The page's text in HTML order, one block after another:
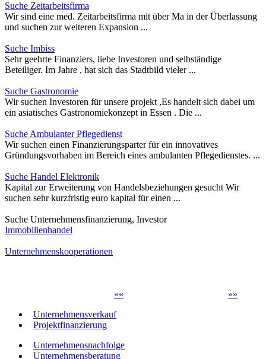
Suche Zeitarbeitsfirma
Wir sind eine med. Zeitarbeitsfirma mit über Ma in der Überlassung
und suchen zur weiteren Expansion ...
Suche Imbiss
Sehr geehrte Finanziers, liebe Investoren und selbständige
Beteiliger. Im Jahre , hat sich das Stadtbild vieler ...
Suche Gastronomie
Wir suchen Investoren für unsere projekt ,Es handelt sich dabei um
ein asiatisches Gastronomiekonzept in Essen . Die ...
Suche Ambulanter Pflegedienst
Wir suchen einen Finanzierungsparter für ein innovatives
Gründungsvorhaben im Bereich eines ambulanten Pflegedienstes. ...
Suche Handel Elektronik
Kapital zur Erweiterung von Handelsbeziehungen gesucht Wir
suchen sehr kurzfristig euro kapital für einen ...
Suche Unternehmensfinanzierung, Investor
Immobilienhandel
Unternehmenskooperationen
»»
««
Unternehmensverkauf
Projektfinanzierung
Unternehmensnachfolge
Unternehmensberatung